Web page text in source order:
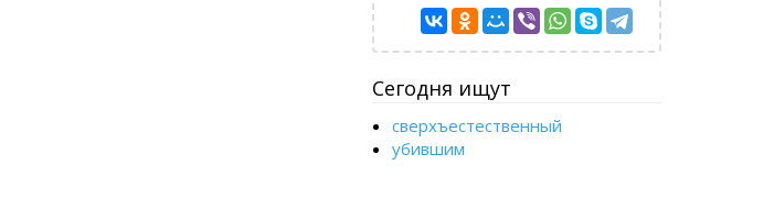
Сегодня ищут
сверхъестественный
убившим